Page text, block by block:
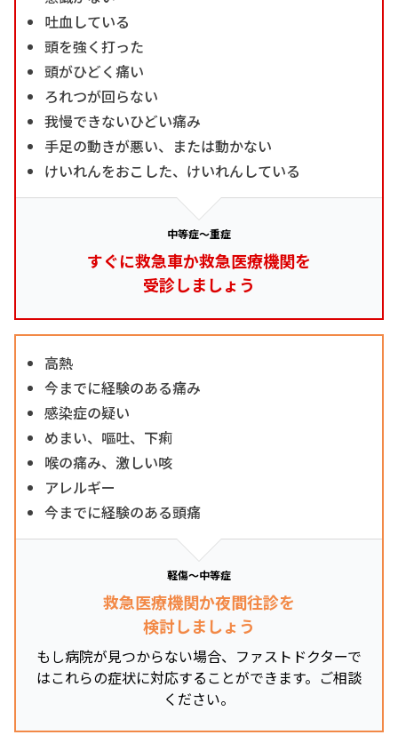
吐血している
頭を強く打った
頭がひどく痛い
ろれつが回らない
我慢できないひどい痛み
手足の動きが悪い、または動かない
けいれんをおこした、けいれんしている
中等症～重症
すぐに救急車か救急医療機関を
受診しましょう
高熱
今までに経験のある痛み
感染症の疑い
めまい、嘔吐、下痢
喉の痛み、激しい咳
アレルギー
今までに経験のある頭痛
軽傷～中等症
救急医療機関か夜間往診を
検討しましょう
もし病院が見つからない場合、ファストドクターで
はこれらの症状に対応することができます。ご相談
ください。